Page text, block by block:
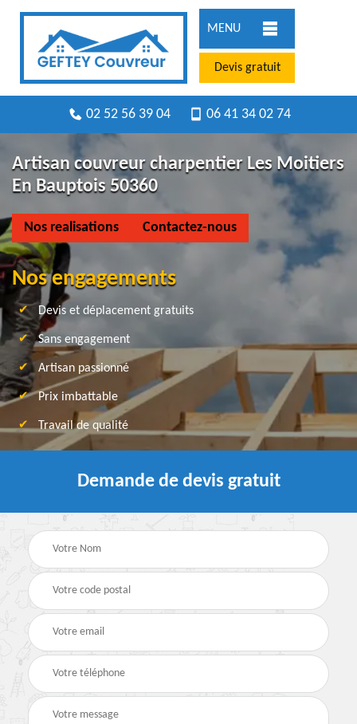
MENU
Devis gratuit
02 52 56 39 04 06 41 34 02 74
Artisan couvreur charpentier Les Moitiers
En Bauptois 50360
Nos realisations Contactez-nous
Nos engagements
Devis et déplacement gratuits
Sans engagement
Artisan passionné
Prix imbattable
Travail de qualité
Demande de devis gratuit